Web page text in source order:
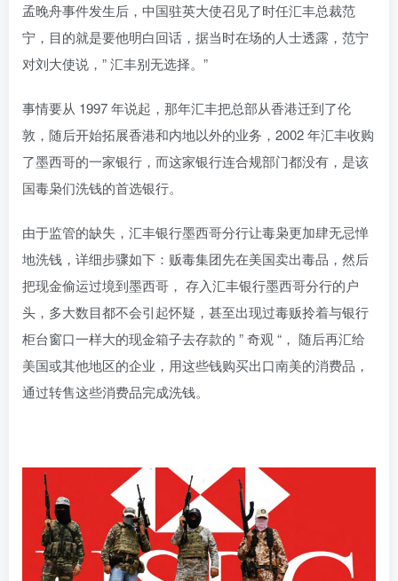
孟晚舟事件发生后，中国驻英大使召见了时任汇丰总裁范
宁，目的就是要他明白回话，据当时在场的人士透露，范宁
对刘大使说，” 汇丰别无选择。”
事情要从 1997 年说起，那年汇丰把总部从香港迁到了伦
敦，随后开始拓展香港和内地以外的业务，2002 年汇丰收购
了墨西哥的一家银行，而这家银行连合规部门都没有，是该
国毒枭们洗钱的首选银行。
由于监管的缺失，汇丰银行墨西哥分行让毒枭更加肆无忌惮
地洗钱，详细步骤如下：贩毒集团先在美国卖出毒品，然后
把现金偷运过境到墨西哥， 存入汇丰银行墨西哥分行的户
头，多大数目都不会引起怀疑，甚至出现过毒贩拎着与银行
柜台窗口一样大的现金箱子去存款的 ” 奇观 “， 随后再汇给
美国或其他地区的企业，用这些钱购买出口南美的消费品，
通过转售这些消费品完成洗钱。